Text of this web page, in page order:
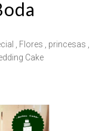
Flores princesas
Cake